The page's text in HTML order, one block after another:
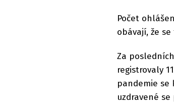
Počet
obávají, že
Za
registrovaly
pandemie se
uzdravené